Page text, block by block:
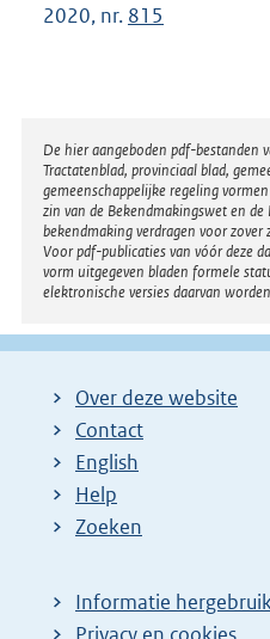
2020, nr. 815
Disclaimer
De hier aangeboden pdf-bestanden
Tractatenblad, provinciaal blad,
gemeenschappelijke regeling
zin van de Bekendmakingswet en
bekendmaking verdragen voor
Voor pdf-publicaties van vóór deze
vorm uitgegeven bladen formele
elektronische versies daarvan
Over deze website
Contact
English
Help
Zoeken
Informatie